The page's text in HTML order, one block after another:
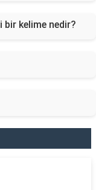
bir kelime nedir?